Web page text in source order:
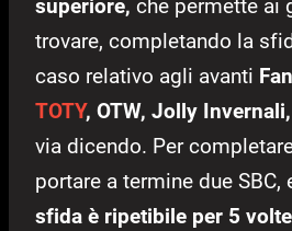
superiore, che permette ai
trovare, completando la
caso relativo agli avanti
TOTY, OTW, Jolly
via dicendo. Per
portare a termine due SBC,
sfida è ripetibile per 5 volte